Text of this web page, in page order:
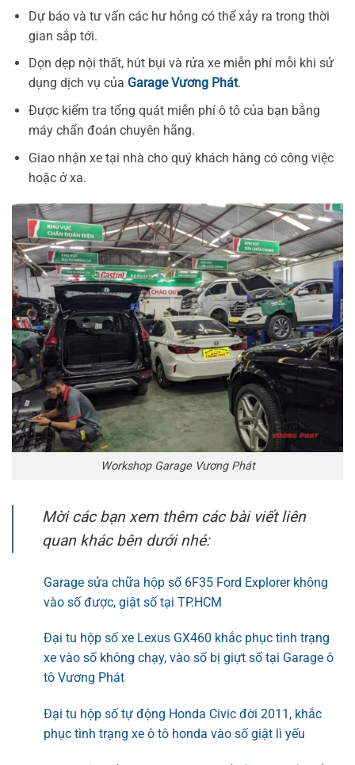
Dự báo và tư vấn các hư hỏng có thể xảy ra trong thời
gian sắp tới.
Dọn dẹp nội thất, hút bụi và rửa xe miễn phí mỗi khi sử
dụng dịch vụ của Garage Vương Phát.
Được kiểm tra tổng quát miễn phí ô tô của bạn bằng
máy chẩn đoán chuyên hãng.
Giao nhận xe tại nhà cho quý khách hàng có công việc
hoặc ở xa.
Workshop Garage Vương Phát
Mời các bạn xem thêm các bài viết liên
quan khác bên dưới nhé:
Garage sửa chữa hộp số 6F35 Ford Explorer không
vào số được, giật số tại TP.HCM
Đại tu hộp số xe Lexus GX460 khắc phục tình trạng
xe vào số không chạy, vào số bị giựt số tại Garage ô
tô Vương Phát
Đại tu hộp số tự động Honda Civic đời 2011, khắc
phục tình trạng xe ô tô honda vào số giật lì yếu